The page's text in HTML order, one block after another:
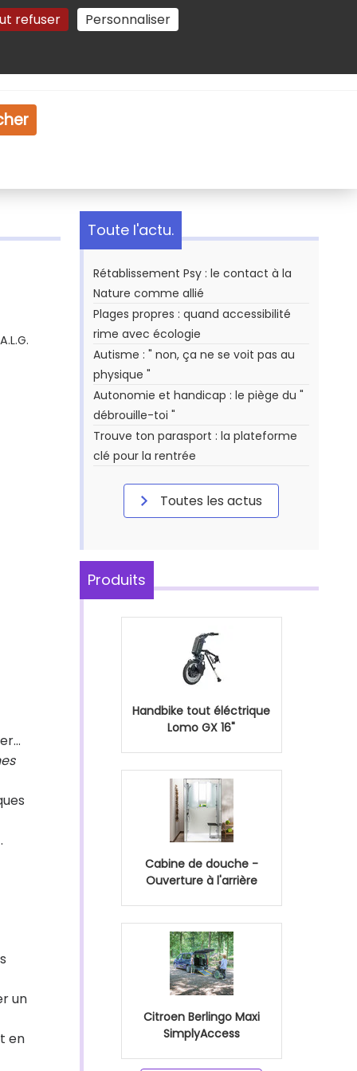
refuser Personnaliser
Gestion des cookies
un
en
Toute l'actu.
Rétablissement Psy : le contact à la
Nature comme allié
Plages propres : quand accessibilité
rime avec écologie
Autisme : " non, ça ne se voit pas au
physique "
Autonomie et handicap : le piège du "
débrouille-toi "
Trouve ton parasport : la plateforme
clé pour la rentrée
Toutes les actus
Produits
Handbike tout éléctrique
Lomo GX 16"
Cabine de douche -
Ouverture à l'arrière
Citroen Berlingo Maxi
SimplyAccess